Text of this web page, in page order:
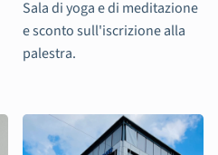
Sala di yoga e di meditazione
e sconto sull'iscrizione alla
palestra.